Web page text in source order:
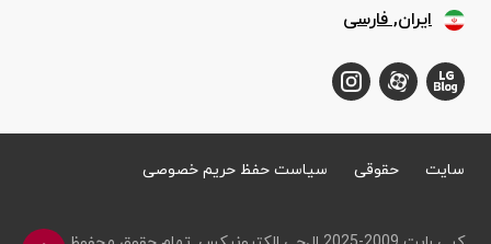
ایران, فارسی
سایت حقوقی سیاست حفظ حریم خصوصی